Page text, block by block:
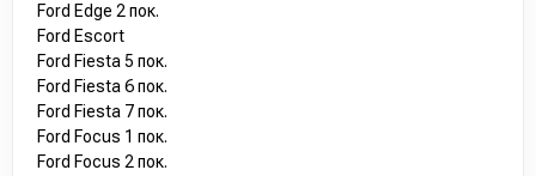
Ford Edge 2 пок.
Ford Escort
Ford Fiesta 5 пок.
Ford Fiesta 6 пок.
Ford Fiesta 7 пок.
Ford Focus 1 пок.
Ford Focus 2 пок.